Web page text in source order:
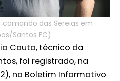
das Sereias em
Santos FC)
Couto, técnico da
foi registrado, na
no Boletim Informativo